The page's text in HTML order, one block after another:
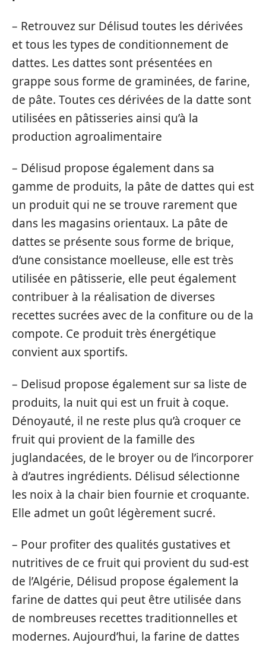
– Retrouvez sur Délisud toutes les dérivées
et tous les types de conditionnement de
dattes. Les dattes sont présentées en
grappe sous forme de graminées, de farine,
de pâte. Toutes ces dérivées de la datte sont
utilisées en pâtisseries ainsi qu’à la
production agroalimentaire
– Délisud propose également dans sa
gamme de produits, la pâte de dattes qui est
un produit qui ne se trouve rarement que
dans les magasins orientaux. La pâte de
dattes se présente sous forme de brique,
d’une consistance moelleuse, elle est très
utilisée en pâtisserie, elle peut également
contribuer à la réalisation de diverses
recettes sucrées avec de la confiture ou de la
compote. Ce produit très énergétique
convient aux sportifs.
– Delisud propose également sur sa liste de
produits, la nuit qui est un fruit à coque.
Dénoyauté, il ne reste plus qu’à croquer ce
fruit qui provient de la famille des
juglandacées, de le broyer ou de l’incorporer
à d’autres ingrédients. Délisud sélectionne
les noix à la chair bien fournie et croquante.
Elle admet un goût légèrement sucré.
– Pour profiter des qualités gustatives et
nutritives de ce fruit qui provient du sud-est
de l’Algérie, Délisud propose également la
farine de dattes qui peut être utilisée dans
de nombreuses recettes traditionnelles et
modernes. Aujourd’hui, la farine de dattes